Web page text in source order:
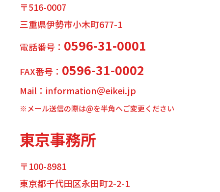
〒516-0007
三重県伊勢市小木町677-1
電話番号： 0596-31-0001
FAX番号： 0596-31-0002
Mail：information＠eikei.jp
※メール送信の際は@を半角へご変更ください
東京事務所
〒100-8981
東京都千代田区永田町2-2-1